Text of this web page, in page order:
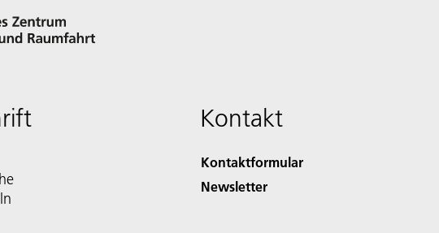
Kontakt
Kontaktformular
Newsletter